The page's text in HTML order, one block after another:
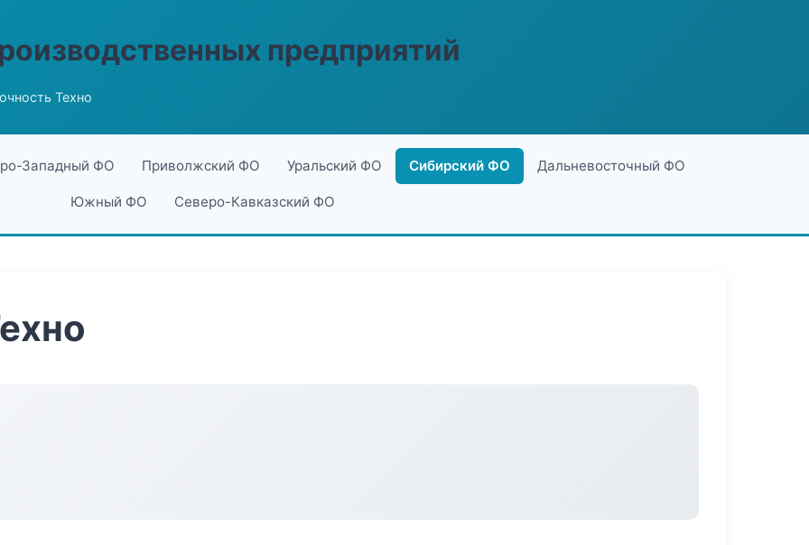
предприятий
Техно
Западный ФО Приволжский ФО Уральский ФО Сибирский ФО Дальневосточный ФО
Южный ФО Северо-Кавказский ФО